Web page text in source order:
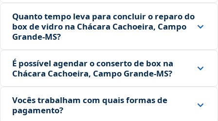
Quanto tempo leva para concluir o reparo do
box de vidro na Chácara Cachoeira, Campo
Grande‑MS?
É possível agendar o conserto de box na
Chácara Cachoeira, Campo Grande‑MS?
Vocês trabalham com quais formas de
pagamento?